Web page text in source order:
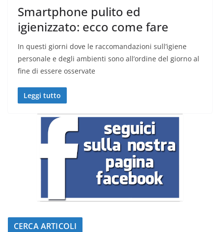
Smartphone pulito ed
igienizzato: ecco come fare
In questi giorni dove le raccomandazioni sull’igiene
personale e degli ambienti sono all’ordine del giorno al
fine di essere osservate
Leggi tutto
CERCA ARTICOLI